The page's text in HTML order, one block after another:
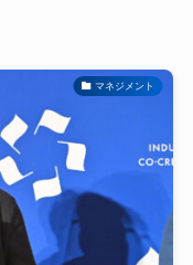
マネジメント